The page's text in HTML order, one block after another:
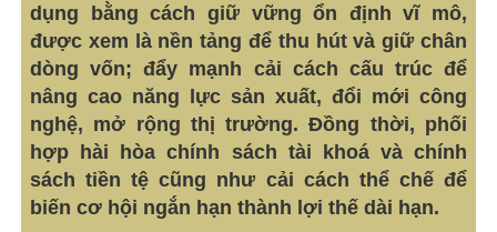
dụng bằng cách giữ vững ổn định vĩ mô,
được xem là nền tảng để thu hút và giữ chân
dòng vốn; đẩy mạnh cải cách cấu trúc để
nâng cao năng lực sản xuất, đổi mới công
nghệ, mở rộng thị trường. Đồng thời, phối
hợp hài hòa chính sách tài khoá và chính
sách tiền tệ cũng như cải cách thể chế để
biến cơ hội ngắn hạn thành lợi thế dài hạn.